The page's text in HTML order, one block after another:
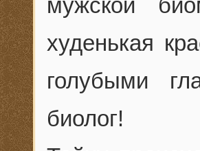
мужской
худенькая
голубыми
биолог!